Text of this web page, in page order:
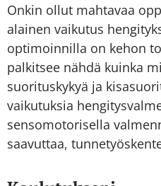
Onkin ollut mahtavaa
alainen vaikutus
optimoinnilla on kehon
palkitsee nähdä kuinka
suorituskykyä ja
vaikutuksia
sensomotorisella
saavuttaa,